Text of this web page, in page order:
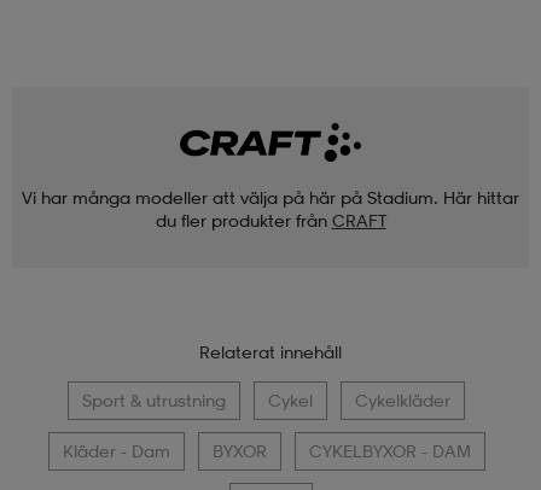
Vi har många modeller att välja på här på Stadium. Här hittar
du fler produkter från CRAFT
Relaterat innehåll
Sport & utrustning Cykel Cykelkläder
Kläder - Dam BYXOR CYKELBYXOR - DAM